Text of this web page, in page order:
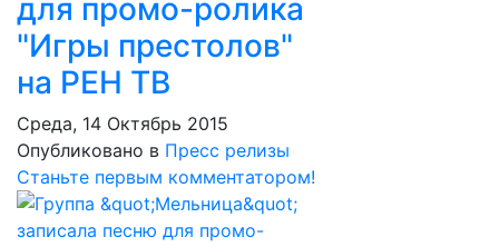
для промо-ролика
"Игры престолов"
на РЕН ТВ
Среда, 14 Октябрь 2015
Опубликовано в Пресс релизы
Станьте первым комментатором!